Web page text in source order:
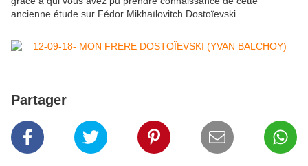
ancienne étude sur Fédor Mikhaïlovitch Dostoïevski.
Partager